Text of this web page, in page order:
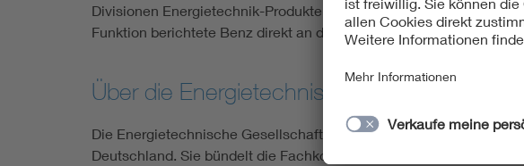
Divisionen Energietechnik-Produkte und Energietechnik-Systeme
Funktion berichtete Benz direkt an den Energietechnik-Vorstand
Über die Energietechnische Gesellschaft im
Die Energietechnische Gesellschaft im VDE (VDE ETG) steht für
Deutschland. Sie bündelt die Fachkompetenz von der Erzeugung,